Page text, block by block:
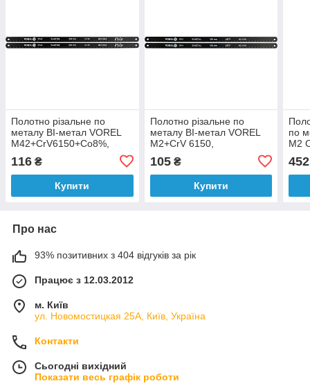
Полотно різальне по
металу BI-метал VOREL
M42+CrV6150+Co8%,
зуби/1", паков. 2шт
116 ₴
Купити
Полотно різальне по
металу BI-метал VOREL
M2+CrV 6150,
зуби/1", паков. 2шт [10]
105₴
Купити
по
М2
452
Про нас
93% позитивних з 404 відгуків за рік
Працює з 12.03.2012
м. Київ
ул. Новомостицкая 25А, Київ, Україна
Контакти
Сьогодні вихідний
Показати весь графік роботи